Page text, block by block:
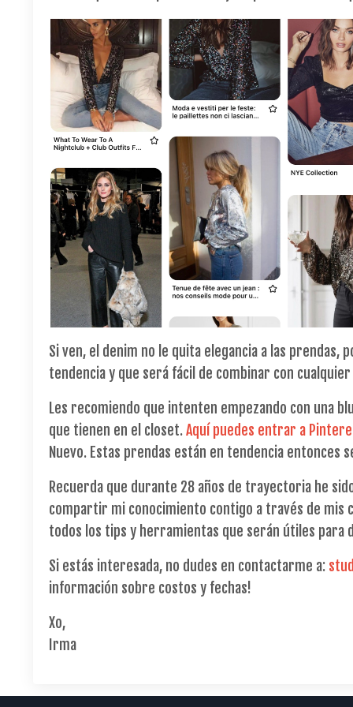
Si ven, el denim no le quita elegancia a las
tendencia y que será fácil de combinar con
Les recomiendo que intenten empezando con una
que tienen en el closet.Aquí puedes entrar a
Nuevo. Estas prendas están en tendencia
Recuerda que durante 28 años de trayectoria he
compartir mi conocimiento contigo a través de mis
todos los tips y herramientas que serán útiles
Si estás interesada, no dudes en contactarme a:
información sobre costos y fechas!
Xo,
Irma